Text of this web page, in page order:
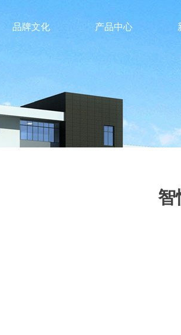
品牌文化 产品中心
智